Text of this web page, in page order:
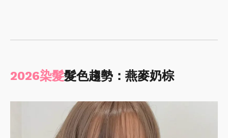
2026染髮髮色趨勢：燕麥奶棕